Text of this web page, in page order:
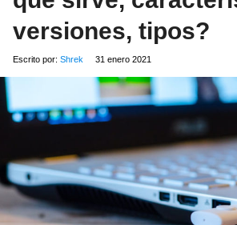
versiones, tipos?
Escrito por: Shrek 31 enero 2021